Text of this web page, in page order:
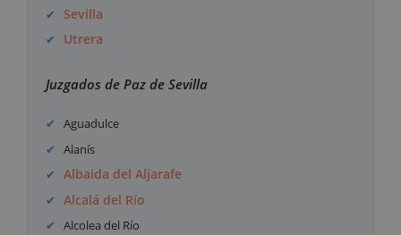
Sevilla
Utrera
Juzgados de Paz de Sevilla
Aguadulce
Alanís
Albaida del Aljarafe
Alcalá del Río
Alcolea del Río